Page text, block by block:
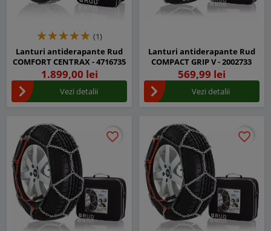
(1)
Lanturi antiderapante Rud
COMFORT CENTRAX - 4716735
1.899,00 lei
Vezi detalii
Lanturi antiderapante Rud
COMPACT GRIP V - 2002733
569,99 lei
Vezi detalii
favorite_border
favorite_border favorite_border
favorite_border